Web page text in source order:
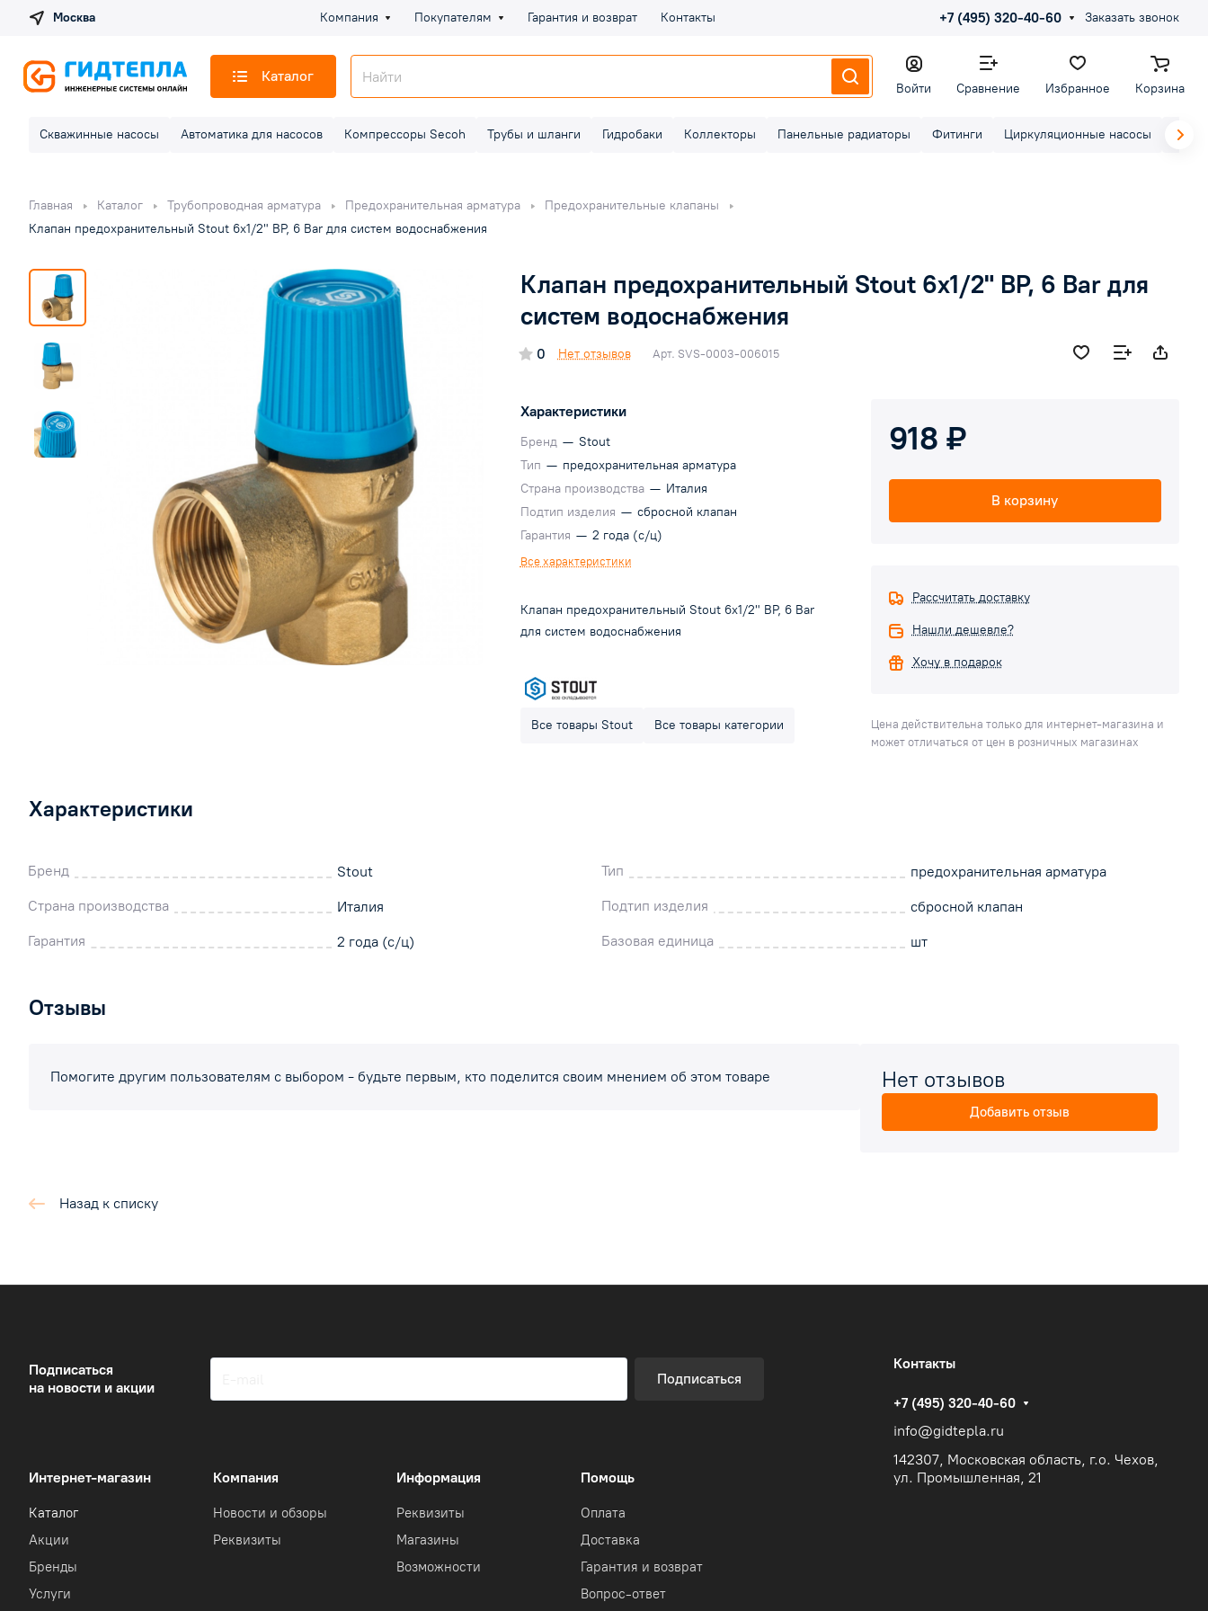
Москва Компания Покупателям Гарантия и возврат Контакты +7 (495) 320-40-60 Заказать звонок
Каталог
Войти Сравнение Избранное Корзина
Скважинные насосы Автоматика для насосов Компрессоры Secoh Трубы и шланги Гидробаки Коллекторы Панельные радиаторы Фитинги Циркуляционные насосы
Главная Каталог Трубопроводная арматура Предохранительная арматура
Предохранительные клапаны
Клапан предохранительный Stout 6х1/2" ВР, 6 Bar для систем водоснабжения
Клапан предохранительный Stout 6х1/2" ВР, 6 Bar для
систем водоснабжения
0 Нет отзывов Арт. SVS-0003-006015
Характеристики
Бренд — Stout
Тип — предохранительная арматура
Страна производства — Италия
Подтип изделия — сбросной клапан
Гарантия — 2 года (с/ц)
Все характеристики
Клапан предохранительный Stout 6х1/2" ВР, 6 Bar
для систем водоснабжения
Все товары Stout Все товары категории
918 ₽
В корзину
Рассчитать доставку
Нашли дешевле?
Хочу в подарок
Цена действительна только для интернет-магазина и
может отличаться от цен в розничных магазинах
Характеристики
Бренд Stout Тип
предохранительная арматура
Страна производства
Италия Подтип изделия
сбросной клапан
Гарантия
2 года (с/ц) Базовая единица шт
Отзывы
Помогите другим пользователям с выбором - будьте первым, кто поделится своим мнением об этом товаре Нет отзывов
Добавить отзыв
Назад к списку
Подписаться
на новости и акции
Подписаться
Интернет-магазин
Каталог
Акции
Бренды
Услуги
Компания
Новости и обзоры
Реквизиты
Информация
Реквизиты
Магазины
Возможности
Помощь
Оплата
Доставка
Гарантия и возврат
Вопрос-ответ
Контакты
+7 (495) 320-40-60
info@gidtepla.ru
142307, Московская область, г.о. Чехов,
ул. Промышленная, 21